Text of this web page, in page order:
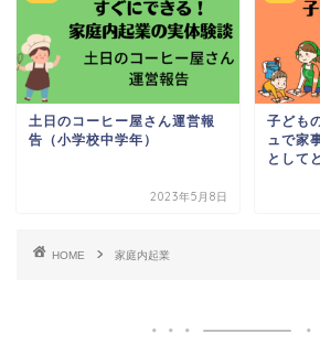
土日のコーヒー屋さん運営報
告（小学校中学年）
2023年5月8日
子ども
ュで家
として
HOME 家庭内起業